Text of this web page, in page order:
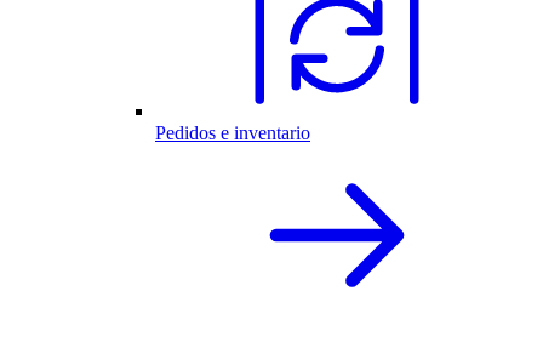
Pedidos e inventario